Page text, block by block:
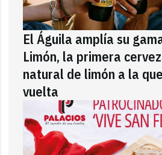
El Águila amplía su
Limón, la primera
natural de limón a la
vuelta